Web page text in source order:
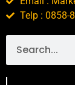
Telp : 0858-